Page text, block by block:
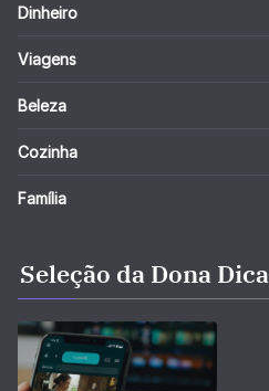
Dinheiro
Viagens
Beleza
Cozinha
Família
Seleção da Dona Dica